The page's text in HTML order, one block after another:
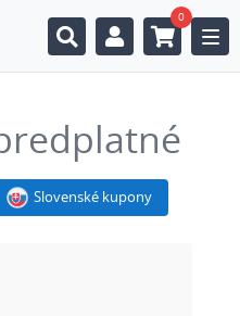
0
Slovenské kupony